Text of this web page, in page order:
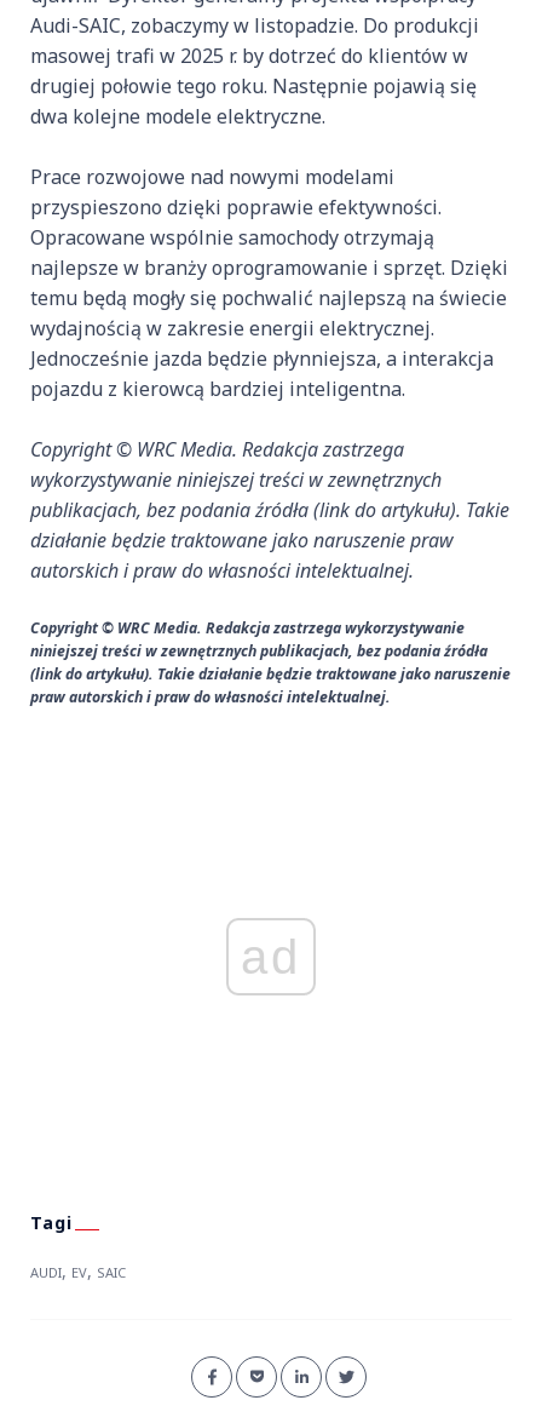
Audi-SAIC, zobaczymy w listopadzie. Do produkcji
masowej trafi w 2025 r. by dotrzeć do klientów w
drugiej połowie tego roku. Następnie pojawią się
dwa kolejne modele elektryczne.
Prace rozwojowe nad nowymi modelami
przyspieszono dzięki poprawie efektywności.
Opracowane wspólnie samochody otrzymają
najlepsze w branży oprogramowanie i sprzęt. Dzięki
temu będą mogły się pochwalić najlepszą na świecie
wydajnością w zakresie energii elektrycznej.
Jednocześnie jazda będzie płynniejsza, a interakcja
pojazdu z kierowcą bardziej inteligentna.
Copyright © WRC Media. Redakcja zastrzega
wykorzystywanie niniejszej treści w zewnętrznych
publikacjach, bez podania źródła (link do artykułu). Takie
działanie będzie traktowane jako naruszenie praw
autorskich i praw do własności intelektualnej.
Copyright © WRC Media. Redakcja zastrzega wykorzystywanie
niniejszej treści w zewnętrznych publikacjach, bez podania źródła
(link do artykułu). Takie działanie będzie traktowane jako naruszenie
praw autorskich i praw do własności intelektualnej.
ad
AUDI, EV, SAIC